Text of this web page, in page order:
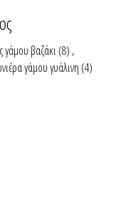
γάμου βαζάκι (8) ,
γάμου γυάλινη (4)